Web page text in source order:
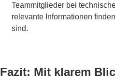
Teammitglieder bei
relevante Informationen
sind.
Fazit: Mit klarem